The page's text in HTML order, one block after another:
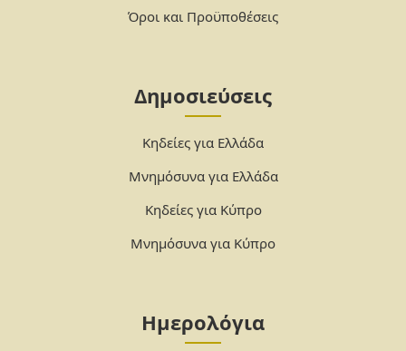
Όροι και Προϋποθέσεις
Δημοσιεύσεις
Κηδείες για Ελλάδα
Μνημόσυνα για Ελλάδα
Κηδείες για Κύπρο
Μνημόσυνα για Κύπρο
Ημερολόγια